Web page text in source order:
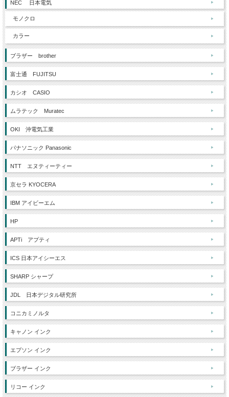
NEC 日本電気
モノクロ
カラー
ブラザー brother
富士通 FUJITSU
カシオ CASIO
ムラテック Muratec
OKI 沖電気工業
パナソニック Panasonic
NTT エヌティーティー
京セラ KYOCERA
IBM アイビーエム
HP
APTi アプティ
ICS 日本アイシーエス
SHARP シャープ
JDL 日本デジタル研究所
コニカミノルタ
キャノン インク
エプソン インク
ブラザー インク
リコー インク